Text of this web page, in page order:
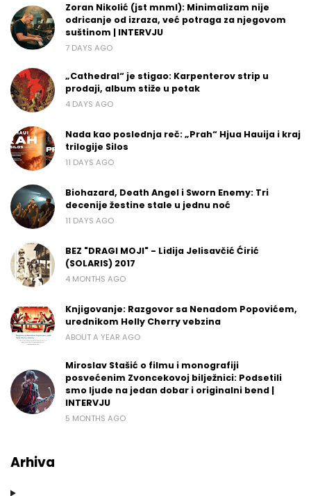
Zoran Nikolić (jst mnml): Minimalizam nije
odricanje od izraza, već potraga za njegovom
suštinom | INTERVJU
7 DAYS AGO
„Cathedral“ je stigao: Karpenterov strip u
prodaji, album stiže u petak
4 DAYS AGO
Nada kao poslednja reč: „Prah“ Hjua Hauija i kraj
trilogije Silos
11 DAYS AGO
Biohazard, Death Angel i Sworn Enemy: Tri
decenije žestine stale u jednu noć
11 DAYS AGO
BEZ "DRAGI MOJI" - Lidija Jelisavčić Ćirić
(SOLARIS) 2017
4 MONTHS AGO
Knjigovanje: Razgovor sa Nenadom Popovićem,
urednikom Helly Cherry vebzina
ABOUT A YEAR AGO
Miroslav Stašić o filmu i monografiji
posvećenim Zvoncekovoj bilježnici: Podsetili
smo ljude na jedan dobar i originalni bend |
INTERVJU
5 MONTHS AGO
Arhiva